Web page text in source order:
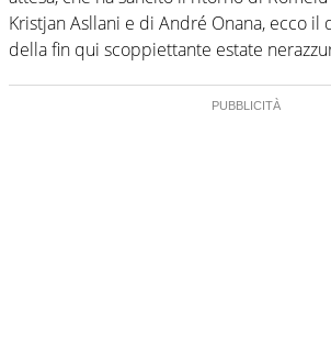
Kristjan Asllani e di André Onana, ecco il
della fin qui scoppiettante estate